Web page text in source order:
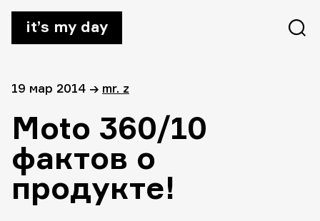
it’s my day
19 мар 2014 → mr. z
Moto 360/10
фактов о
продукте!